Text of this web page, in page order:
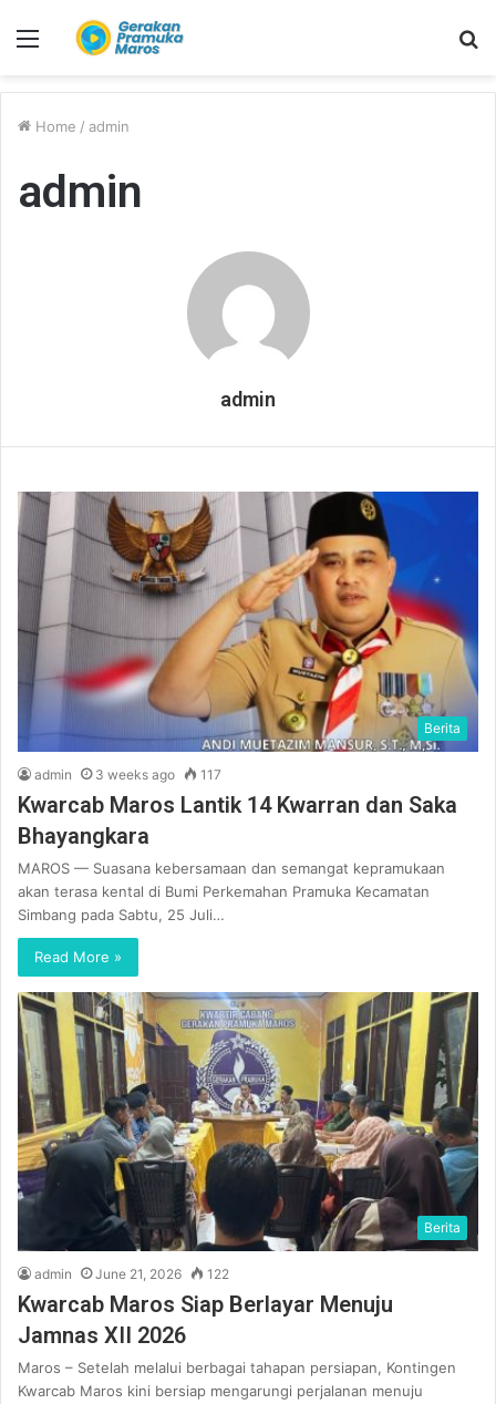
Menu
Home / admin
admin
admin
Berita
admin 3 weeks ago 117
Kwarcab Maros Lantik 14 Kwarran dan Saka
Bhayangkara
MAROS — Suasana kebersamaan dan semangat kepramukaan
akan terasa kental di Bumi Perkemahan Pramuka Kecamatan
Simbang pada Sabtu, 25 Juli…
Read More »
Berita
admin June 21, 2026 122
Kwarcab Maros Siap Berlayar Menuju
Jamnas XII 2026
Maros – Setelah melalui berbagai tahapan persiapan, Kontingen
Kwarcab Maros kini bersiap mengarungi perjalanan menuju